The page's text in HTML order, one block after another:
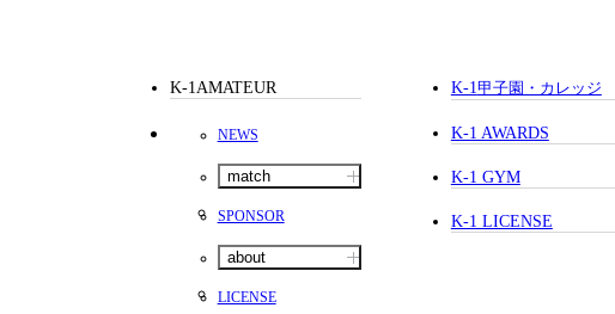
K-1AMATEUR
NEWS
match
SPONSOR
about
LICENSE
K-1甲子園・カレッジ
K-1 AWARDS
K-1 GYM
K-1 LICENSE